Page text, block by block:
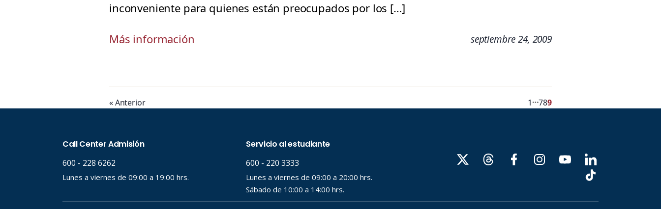
inconveniente para quienes están preocupados por los […]
Más información septiembre 24, 2009
« Anterior 1…789